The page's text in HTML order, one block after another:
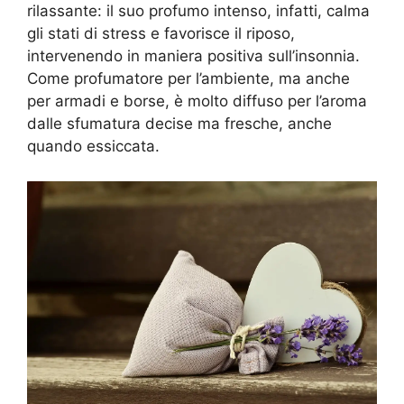
rilassante: il suo profumo intenso, infatti, calma
gli stati di stress e favorisce il riposo,
intervenendo in maniera positiva sull’insonnia.
Come profumatore per l’ambiente, ma anche
per armadi e borse, è molto diffuso per l’aroma
dalle sfumatura decise ma fresche, anche
quando essiccata.